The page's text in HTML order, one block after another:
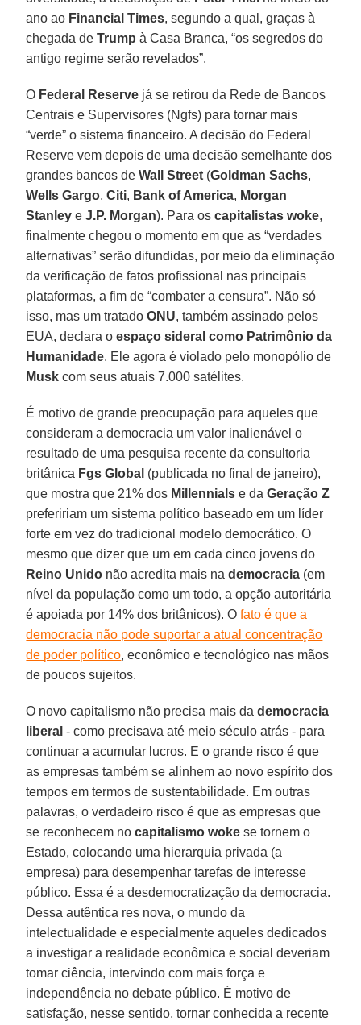
ano ao Financial Times, segundo a qual, graças à
chegada deTrump à Casa Branca, “os segredos do
antigo regime serão revelados”.
O Federal Reserve já se retirou da Rede de Bancos
Centrais e Supervisores (Ngfs) para tornar mais
“verde” o sistema financeiro. A decisão do Federal
Reserve vem depois de uma decisão semelhante dos
grandes bancos deWall Street (Goldman Sachs,
Wells Gargo,Citi, Bank of America, Morgan
Stanley e J.P. Morgan). Para oscapitalistas woke,
finalmente chegou o momento em que as “verdades
alternativas” serão difundidas, por meio da eliminação
da verificação de fatos profissional nas principais
plataformas, a fim de “combater a censura”. Não só
isso, mas um tratadoONU, também assinado pelos
EUA, declara oespaço sideral como Patrimônio da
Humanidade. Ele agora é violado pelo monopólio de
Musk com seus atuais 7.000 satélites.
É motivo de grande preocupação para aqueles que
consideram a democracia um valor inalienável o
resultado de uma pesquisa recente da consultoria
britânica Fgs Global (publicada no final de janeiro),
que mostra que 21% dos Millennials e daGeração Z
prefeririam um sistema político baseado em um líder
forte em vez do tradicional modelo democrático. O
mesmo que dizer que um em cada cinco jovens do
Reino Unido não acredita mais nademocracia (em
nível da população como um todo, a opção autoritária
é apoiada por 14% dos britânicos). Ofato é que a
democracia não pode suportar a atual concentração
de poder político, econômico e tecnológico nas mãos
de poucos sujeitos.
O novo capitalismo não precisa mais dademocracia
liberal - como precisava até meio século atrás - para
continuar a acumular lucros. E o grande risco é que
as empresas também se alinhem ao novo espírito dos
tempos em termos de sustentabilidade. Em outras
palavras, o verdadeiro risco é que as empresas que
se reconhecem no capitalismo woke se tornem o
Estado, colocando uma hierarquia privada (a
empresa) para desempenhar tarefas de interesse
público. Essa é a desdemocratização da democracia.
Dessa autêntica res nova, o mundo da
intelectualidade e especialmente aqueles dedicados
a investigar a realidade econômica e social deveriam
tomar ciência, intervindo com mais força e
independência no debate público. É motivo de
satisfação, nesse sentido, tornar conhecida a recente